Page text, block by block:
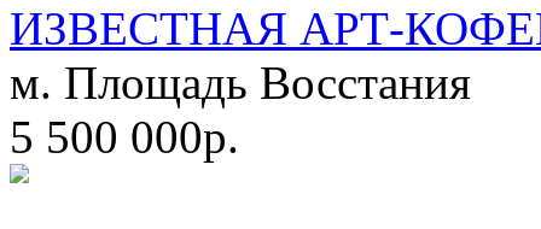
ИЗВЕСТНАЯ АРТ-
м. Площадь Восстания
5 500 000р.